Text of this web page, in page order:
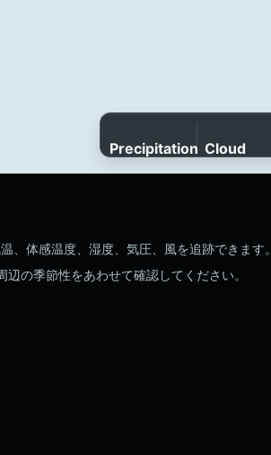
Precipitation Cloud
cover
体感温度、湿度、気圧、風を追跡できます。
の季節性をあわせて確認してください。